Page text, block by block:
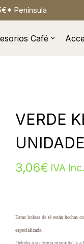
Península
Café
VERDE
3,06€ IVA Inc.
Estas bolsas de té están hechas
especializada.
Debido a su forma piramidal y a